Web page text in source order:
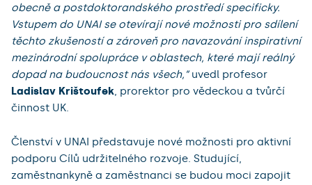
obecně a postdoktorandského prostředí specificky.
Vstupem do UNAI se otevírají nové možnosti pro sdílení
těchto zkušeností a zároveň pro navazování inspirativní
mezinárodní spolupráce v oblastech, které mají reálný
dopad na budoucnost nás všech,”uvedl profesor
Ladislav Krištoufek, prorektor pro vědeckou a tvůrčí
činnost UK.
Členství v UNAI představuje nové možnosti pro aktivní
podporu Cílů udržitelného rozvoje. Studující,
zaměstnankyně a zaměstnanci se budou moci zapojit